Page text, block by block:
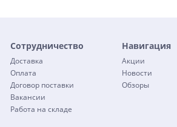
Сотрудничество
Доставка
Оплата
Договор поставки
Вакансии
Работа на складе
Навигация
Акции
Новости
Обзоры